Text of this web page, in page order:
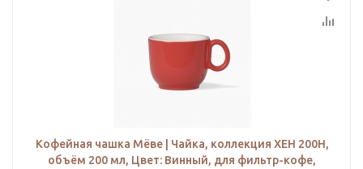
Кофейная чашка Мёве | Чайка, коллекция ХЕН 200H,
объём 200 мл, Цвет: Винный, для фильтр-кофе,